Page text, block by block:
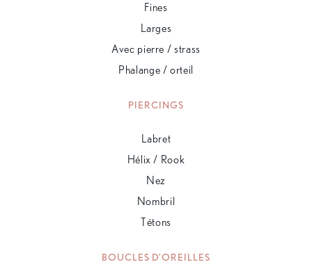
Fines
Larges
Avec pierre / strass
Phalange / orteil
PIERCINGS
Labret
Hélix / Rook
Nez
Nombril
Tétons
BOUCLES D'OREILLES